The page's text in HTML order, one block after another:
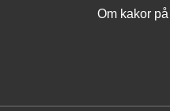
Om kakor